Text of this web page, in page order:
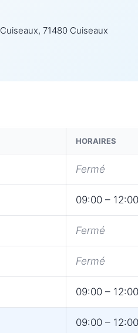
71480 Cuiseaux
HORAIRES
Fermé
09:00 –
Fermé
Fermé
09:00 –
09:00 –